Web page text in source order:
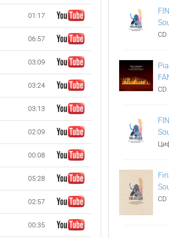
01:17
06:57
03:09
03:24
03:13
02:09
00:08
05:28
02:57
00:35
CD
CD
CD